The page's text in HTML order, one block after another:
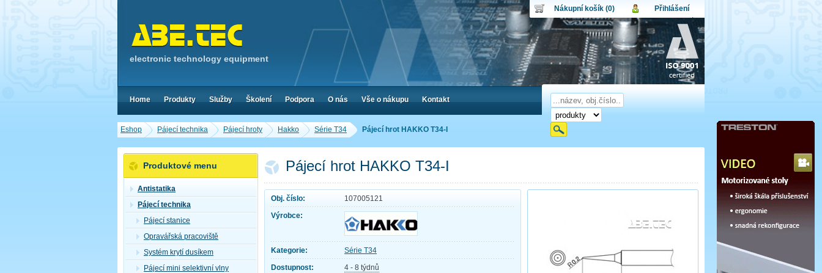
Eshop Pájecí technika Pájecí hroty Hakko Série T34 Pájecí hrot HAKKO T34-I
Pájecí hrot HAKKO T34-I
Obj. číslo:
107005121
Výrobce:
Kategorie:
Série T34
Dostupnost:
4 - 8 týdnů
Produktové menu
Antistatika
Pájecí technika
Pájecí stanice
Opravářská pracoviště
Systém krytí dusíkem
Pájecí mini selektivní vlny
electronic technology equipment
Nákupní košík (0)
Nákupní košík je momentálně prázdný.
Obsah košíku
Počet produktů:0
Cena celkem:
0,00 CZK
Přihlášení
Uživatel:
Heslo:
Přihlásit
Zapomenuté heslo Nová registrace
Home Produkty Služby Školení Podpora O nás Vše o nákupu Kontakt